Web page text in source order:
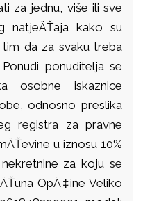
za jednu, više ili sve
natjeÄŤaja kako su
da za svaku treba
ponuditelja se
osobne iskaznice
odnosno preslika
registra za pravne
u iznosu 10%
za koju se
OpÄ‡ine Veliko